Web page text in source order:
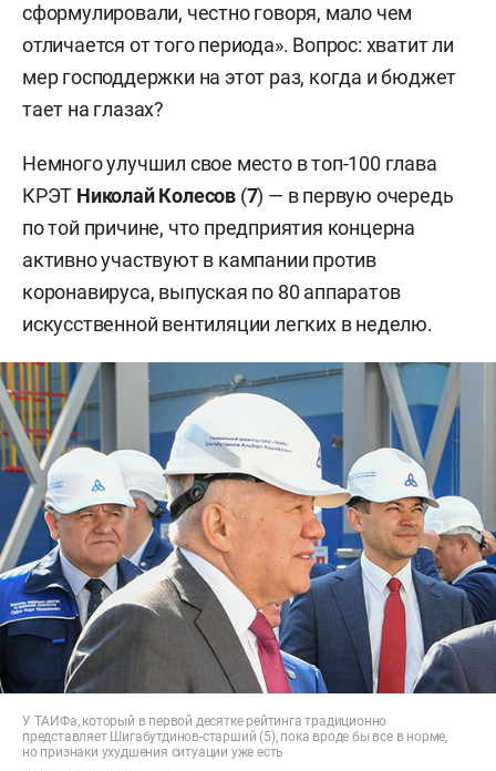
сформулировали, честно говоря, мало чем
отличается от того периода». Вопрос: хватит ли
мер господдержки на этот раз, когда и бюджет
тает на глазах?
Немного улучшил свое место в топ-100 глава
КРЭТ Николай Колесов (7) — в первую очередь
по той причине, что предприятия концерна
активно участвуют в кампании против
коронавируса, выпуская по 80 аппаратов
искусственной вентиляции легких в неделю.
У ТАИФа, который в первой десятке рейтинга традиционно
представляет Шигабутдинов-старший (5), пока вроде бы все в норме,
но признаки ухудшения ситуации уже есть